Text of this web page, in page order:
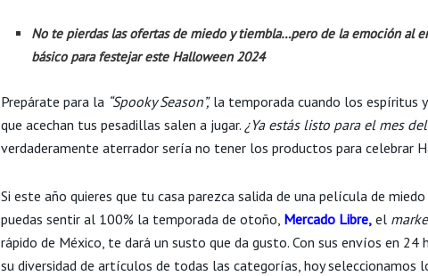
No te pierdas las ofertas de miedo y tiembla…pero de la emoción al
básico para festejar este Halloween 2024
Prepárate para la “Spooky Season”,la temporada cuando los espíritus
que acechan tus pesadillas salen a jugar. ¿Ya estás listo para el mes
verdaderamente aterrador sería no tener los productos para celebrar
Si este año quieres que tu casa parezca salida de una película de
puedas sentir al 100% la temporada de otoño, Mercado Libre, el
rápido de México, te dará un susto que da gusto. Con sus envíos en 24
su diversidad de artículos de todas las categorías, hoy seleccionamos